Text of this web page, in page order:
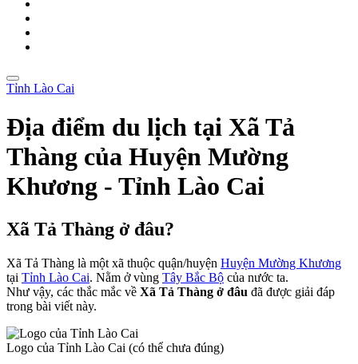
Tỉnh Lào Cai
Địa điểm du lịch tại Xã Tả
Thàng của Huyện Mường
Khương - Tỉnh Lào Cai
Xã Tả Thàng ở đâu?
Xã Tả Thàng là một xã thuộc quận/huyện Huyện Mường Khương
tại Tỉnh Lào Cai. Nằm ở vùng Tây Bắc Bộ của nước ta.
Như vậy, các thắc mắc về Xã Tả Thàng ở đâu đã được giải đáp
trong bài viết này.
Logo của Tỉnh Lào Cai (có thể chưa đúng)